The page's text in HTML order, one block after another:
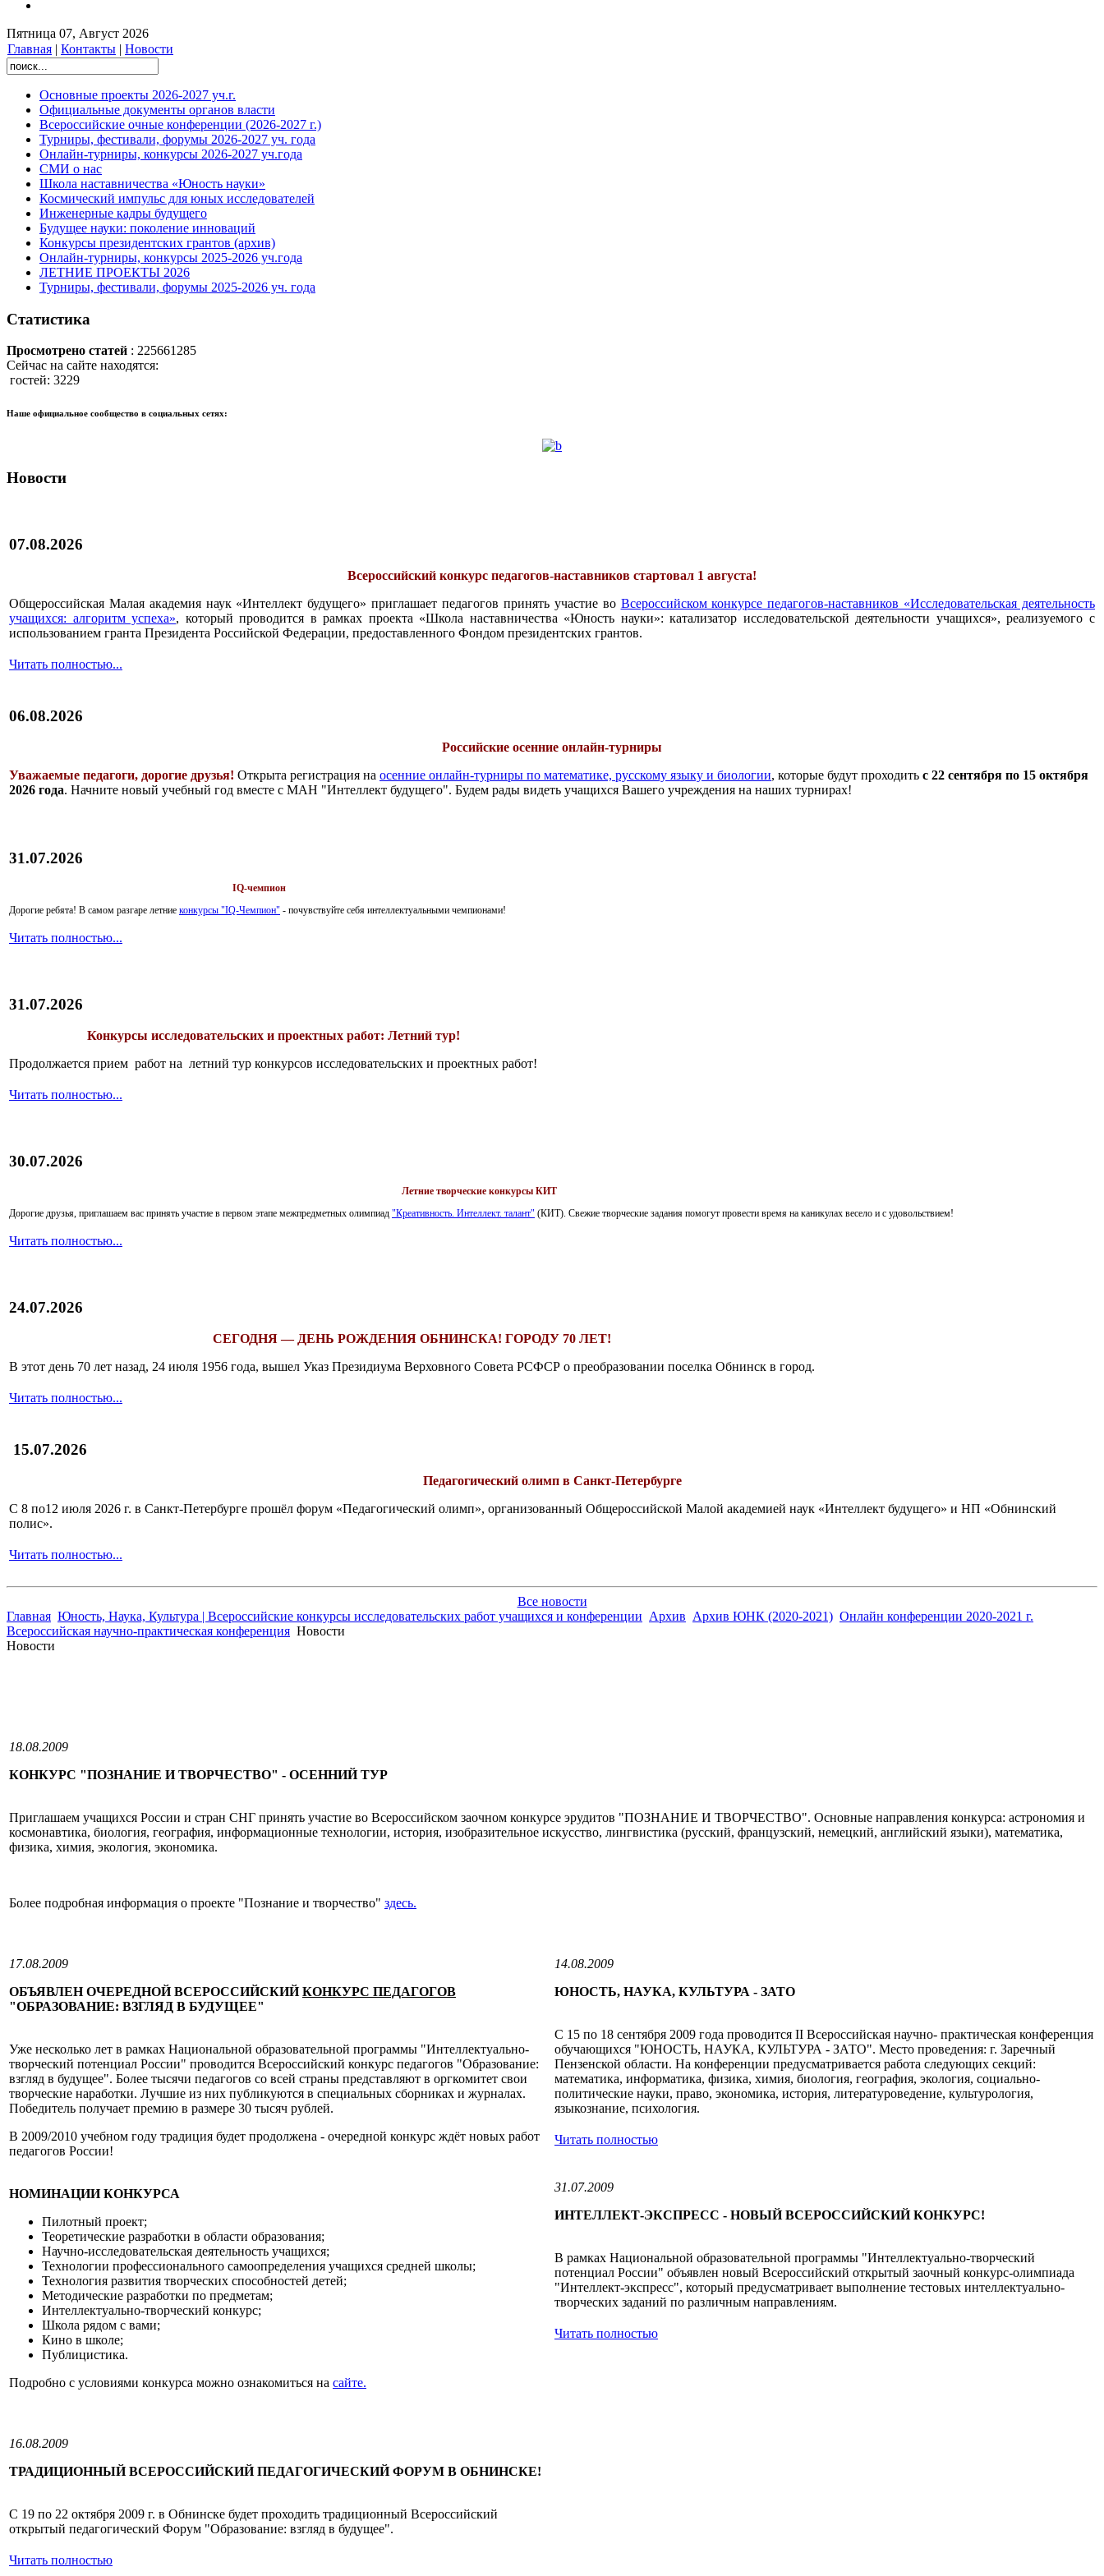
Пятница 07, Август 2026
Главная | Контакты | Новости
Основные проекты 2026-2027 уч.г.
Официальные документы органов власти
Всероссийские очные конференции (2026-2027 г.)
Турниры, фестивали, форумы 2026-2027 уч. года
Онлайн-турниры, конкурсы 2026-2027 уч.года
СМИ о нас
Школа наставничества «Юность науки»
Космический импульс для юных исследователей
Инженерные кадры будущего
Будущее науки: поколение инноваций
Конкурсы президентских грантов (архив)
Онлайн-турниры, конкурсы 2025-2026 уч.года
ЛЕТНИЕ ПРОЕКТЫ 2026
Турниры, фестивали, форумы 2025-2026 уч. года
Статистика
Просмотрено статей : 225661285
Сейчас на сайте находятся:
гостей: 3229
Наше официальное сообщество в социальных сетях:
Новости
07.08.2026
Всероссийский конкурс педагогов-наставников стартовал 1 августа!
Общероссийская Малая академия наук «Интеллект будущего» приглашает педагогов принять участие во Всероссийском конкурсе педагогов-наставников «Исследовательская деятельность
учащихся: алгоритм успеха», который проводится в рамках проекта «Школа наставничества «Юность науки»: катализатор исследовательской деятельности учащихся», реализуемого с
использованием гранта Президента Российской Федерации, предоставленного Фондом президентских грантов.
Читать полностью...
06.08.2026
Российские осенние онлайн-турниры
Уважаемые педагоги, дорогие друзья! Открыта регистрация на осенние онлайн-турниры по математике, русскому языку и биологии, которые будут проходить с 22 сентября по 15 октября
2026 года. Начните новый учебный год вместе с МАН "Интеллект будущего". Будем рады видеть учащихся Вашего учреждения на наших турнирах!
31.07.2026
IQ-чемпион
Дорогие ребята! В самом разгаре летние конкурсы "IQ-Чемпион" - почувствуйте себя интеллектуальными чемпионами!
Читать полностью...
31.07.2026
Конкурсы исследовательских и проектных работ: Летний тур!
Продолжается прием работ на летний тур конкурсов исследовательских и проектных работ!
Читать полностью...
30.07.2026
Летние творческие конкурсы КИТ
Дорогие друзья, приглашаем вас принять участие в первом этапе межпредметных олимпиад "Креативность. Интеллект. талант" (КИТ). Свежие творческие задания помогут провести время на каникулах весело и с удовольствием!
Читать полностью...
24.07.2026
СЕГОДНЯ — ДЕНЬ РОЖДЕНИЯ ОБНИНСКА! ГОРОДУ 70 ЛЕТ!
В этот день 70 лет назад, 24 июля 1956 года, вышел Указ Президиума Верховного Совета РСФСР о преобразовании поселка Обнинск в город.
Читать полностью...
15.07.2026
Педагогический олимп в Санкт-Петербурге
С 8 по12 июля 2026 г. в Санкт-Петербурге прошёл форум «Педагогический олимп», организованный Общероссийской Малой академией наук «Интеллект будущего» и НП «Обнинский
полис».
Читать полностью...
Все новости
Главная Юность, Наука, Культура | Всероссийские конкурсы исследовательских работ учащихся и конференции Архив Архив ЮНК (2020-2021) Онлайн конференции 2020-2021 г.
Всероссийская научно-практическая конференция Новости
Новости
18.08.2009
КОНКУРС "ПОЗНАНИЕ И ТВОРЧЕСТВО" - ОСЕННИЙ ТУР
Приглашаем учащихся России и стран СНГ принять участие во Всероссийском заочном конкурсе эрудитов "ПОЗНАНИЕ И ТВОРЧЕСТВО". Основные направления конкурса: астрономия и
космонавтика, биология, география, информационные технологии, история, изобразительное искусство, лингвистика (русский, французский, немецкий, английский языки), математика,
физика, химия, экология, экономика.
Более подробная информация о проекте "Познание и творчество" здесь.
17.08.2009
ОБЪЯВЛЕН ОЧЕРЕДНОЙ ВСЕРОССИЙСКИЙКОНКУРС ПЕДАГОГОВ
"ОБРАЗОВАНИЕ: ВЗГЛЯД В БУДУЩЕЕ"
Уже несколько лет в рамках Национальной образовательной программы "Интеллектуально-
творческий потенциал России" проводится Всероссийский конкурс педагогов "Образование:
взгляд в будущее". Более тысячи педагогов со всей страны представляют в оргкомитет свои
творческие наработки. Лучшие из них публикуются в специальных сборниках и журналах.
Победитель получает премию в размере 30 тысяч рублей.
В 2009/2010 учебном году традиция будет продолжена - очередной конкурс ждёт новых работ
педагогов России!
НОМИНАЦИИ КОНКУРСА
Пилотный проект;
Теоретические разработки в области образования;
Научно-исследовательская деятельность учащихся;
Технологии профессионального самоопределения учащихся средней школы;
Технология развития творческих способностей детей;
Методические разработки по предметам;
Интеллектуально-творческий конкурс;
Школа рядом с вами;
Кино в школе;
Публицистика.
Подробно с условиями конкурса можно ознакомиться на сайте.
16.08.2009
ТРАДИЦИОННЫЙ ВСЕРОССИЙСКИЙ ПЕДАГОГИЧЕСКИЙ ФОРУМ В ОБНИНСКЕ!
С 19 по 22 октября 2009 г. в Обнинске будет проходить традиционный Всероссийский
открытый педагогический Форум "Образование: взгляд в будущее".
Читать полностью
14.08.2009
ЮНОСТЬ, НАУКА, КУЛЬТУРА - ЗАТО
С 15 по 18 сентября 2009 года проводится II Всероссийская научно- практическая конференция
обучающихся "ЮНОСТЬ, НАУКА, КУЛЬТУРА - ЗАТО". Место проведения: г. Заречный
Пензенской области. На конференции предусматривается работа следующих секций:
математика, информатика, физика, химия, биология, география, экология, социально-
политические науки, право, экономика, история, литературоведение, культурология,
языкознание, психология.
Читать полностью
31.07.2009
ИНТЕЛЛЕКТ-ЭКСПРЕСС - НОВЫЙ ВСЕРОССИЙСКИЙ КОНКУРС!
В рамках Национальной образовательной программы "Интеллектуально-творческий
потенциал России" объявлен новый Всероссийский открытый заочный конкурс-олимпиада
"Интеллект-экспресс", который предусматривает выполнение тестовых интеллектуально-
творческих заданий по различным направлениям.
Читать полностью